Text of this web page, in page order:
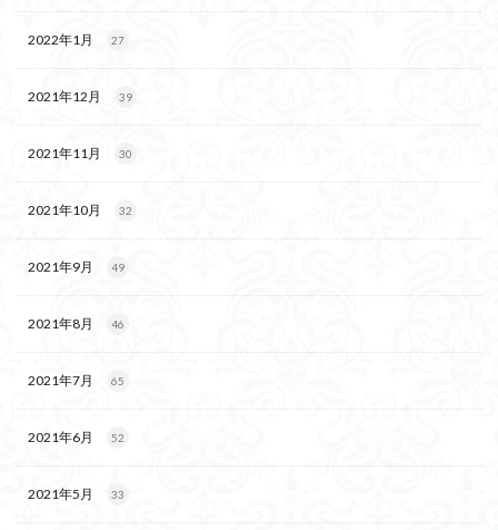
2022年1月 27
2021年12月 39
2021年11月 30
2021年10月 32
2021年9月 49
2021年8月 46
2021年7月 65
2021年6月 52
2021年5月 33